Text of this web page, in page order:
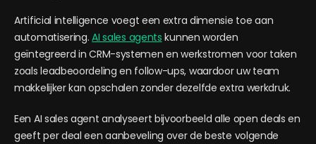
Artificial intelligence voegt een extra dimensie toe aan
automatisering.AI sales agents kunnen worden
geïntegreerd in CRM-systemen en werkstromen voor taken
zoals leadbeoordeling en follow-ups, waardoor uw team
makkelijker kan opschalen zonder dezelfde extra werkdruk.
Een AI sales agent analyseert bijvoorbeeld alle open deals en
geeft per deal een aanbeveling over de beste volgende